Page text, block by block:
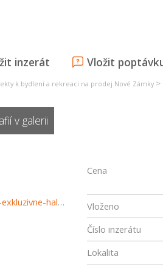
inzerát Vložit
k bydlení a rekreaci na prodej Nové Zámky >
v galerii
https://www.haloreality.sk/kmetovo/predaj-rodinny-dom-kmetovo---novostavba---exkluzivne-halo-reality/73245
Cena
Vloženo
Číslo inzerátu
Lokalita